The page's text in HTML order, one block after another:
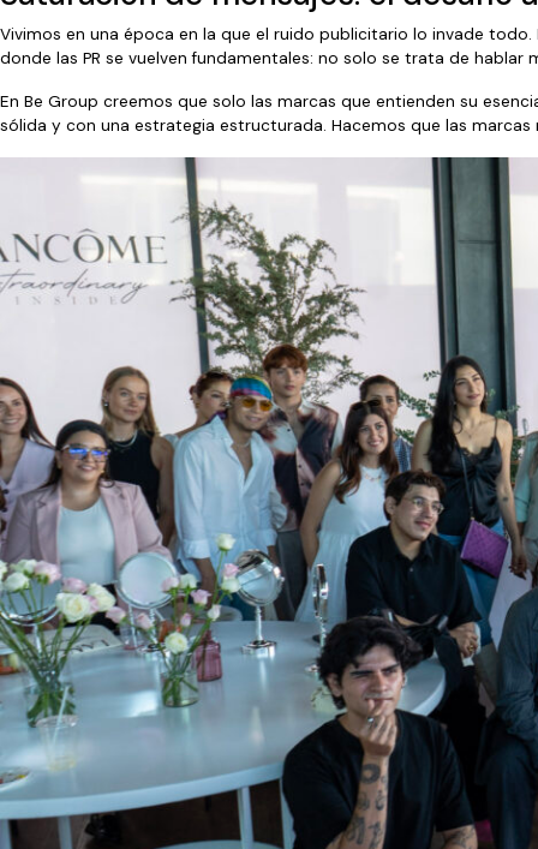
Vivimos en una época en la que el ruido publicitario lo invade
donde las PR se vuelven fundamentales: no solo se trata de hablar
En Be Group creemos que solo las marcas que entienden su
sólida y con una estrategia estructurada. Hacemos que las